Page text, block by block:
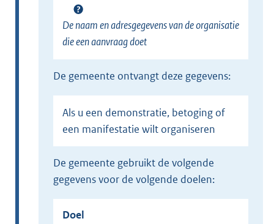
De naam en adresgegevens van de organisatie
die een aanvraag doet
de gemeente ontvangt deze gegevens:
Als u een demonstratie, betoging of
een manifestatie wilt organiseren
de gemeente gebruikt de volgende
gegevens voor de volgende doelen:
Doel